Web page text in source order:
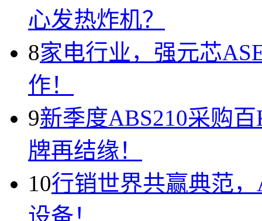
心发热炸机？
8家电行业，强元芯
作！
9新季度ABS210采购
牌再结缘！
10行销世界共赢典范
设备！